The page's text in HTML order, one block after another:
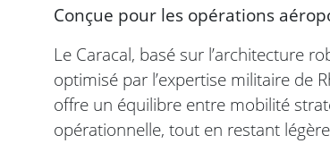
Conçue pour les opérations
Le Caracal, basé sur l’architecture
optimisé par l’expertise militaire de
offre un équilibre entre mobilité
opérationnelle, tout en restant